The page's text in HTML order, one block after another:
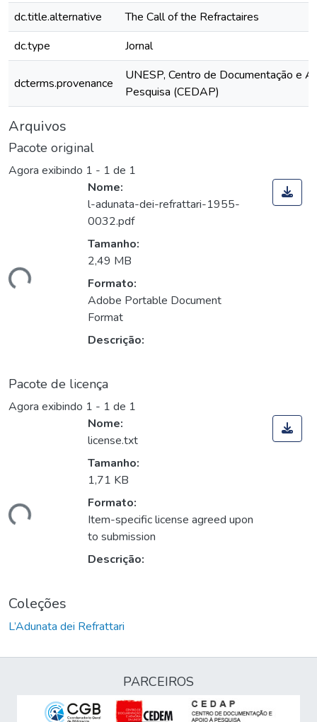
dc.title.alternative
The Call of the Refractaires
dc.type
Jornal
dcterms.provenance
UNESP, Centro de Documentação e
Pesquisa (CEDAP)
Arquivos
Pacote original
Agora exibindo 1 - 1 de 1
Nome:
l-adunata-dei-refrattari-1955-
0032.pdf
Tamanho:
2,49 MB
Formato:
Adobe Portable Document
Format
Descrição:
Pacote de licença
Agora exibindo 1 - 1 de 1
Nome:
license.txt
Tamanho:
1,71 KB
Formato:
Item-specific license agreed upon
to submission
Descrição:
Coleções
L’Adunata dei Refrattari
PARCEIROS